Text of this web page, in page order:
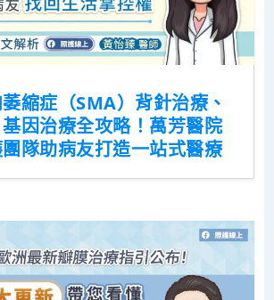
縮症（SMA）背針治療、
因治療全攻略！萬芳醫院
隊助病友打造一站式醫療